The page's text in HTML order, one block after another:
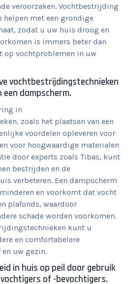
veroorzaken. Vochtbestrijding
helpen met een grondige
zodat u uw huis droog en
is immers beter dan
op vochtproblemen in uw
vochtbestrijdingstechnieken
dampscherm.
in
zoals het plaatsen van een
voordelen opleveren voor
voor hoogwaardige materialen
door experts zoals Tibas, kunt
bestrijden en de
verbeteren. Een dampscherm
en voorkomt dat vocht
plafonds, waardoor
schade worden voorkomen.
kunt u
en comfortabelere
uw gezin.
in huis op peil door gebruik
of -bevochtigers.